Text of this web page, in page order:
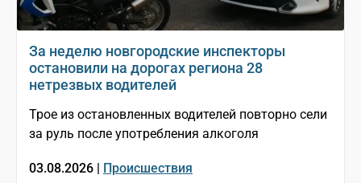
За неделю новгородские инспекторы
остановили на дорогах региона 28
нетрезвых водителей
Трое из остановленных водителей повторно сели
за руль после употребления алкоголя
03.08.2026 | Происшествия